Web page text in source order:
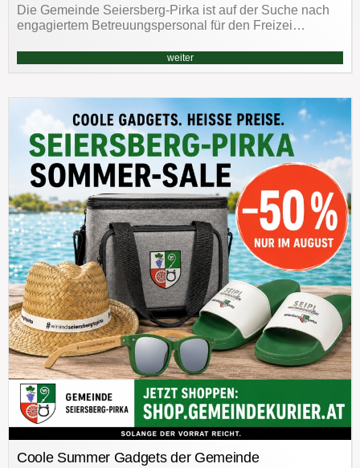
Die Gemeinde Seiersberg-Pirka ist auf der Suche nach
engagiertem Betreuungspersonal für den Freizei…
weiter
Coole Summer Gadgets der Gemeinde